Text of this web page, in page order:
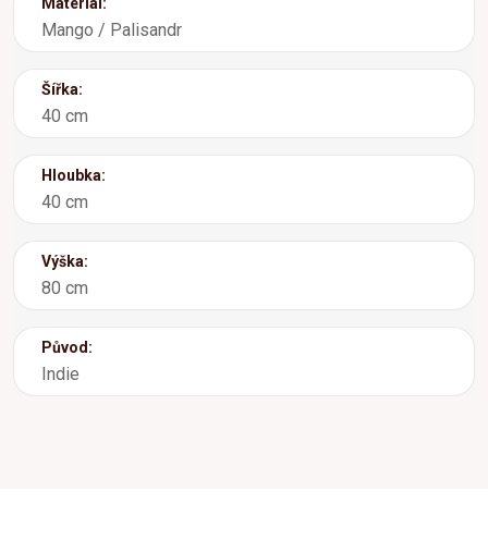
Mango / Palisandr
Šířka:
40 cm
Hloubka:
40 cm
Výška:
80 cm
Původ:
Indie